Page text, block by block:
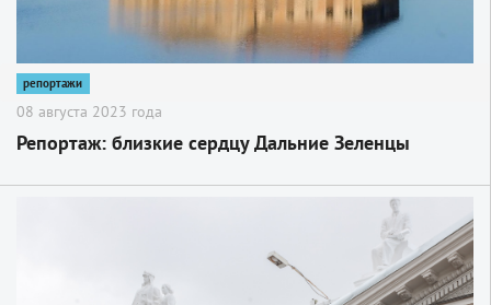
репортажи
08 августа 2023 года
Репортаж: близкие сердцу Дальние Зеленцы